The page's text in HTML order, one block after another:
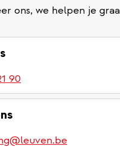
ons, we helpen je
90